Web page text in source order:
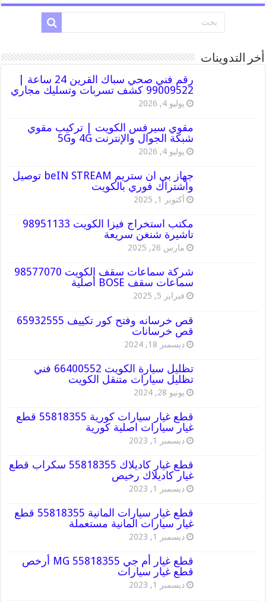
أخر التدوينات
رقم فني صحي سباك القرين 24 ساعة |
99009522 كشف تسربات وتسليك مجاري
يوليو 4, 2026
مقوي سيرفس الكويت | تركيب مقوي
شبكة الجوال والإنترنت 4G و5G
يوليو 4, 2026
جهاز بي ان ستريم beIN STREAM توصيل
واشتراك فوري بالكويت
أكتوبر 1, 2025
مكتب استخراج فيزا الكويت 98951133
تاشيرة شنغن سريعة
مارس 26, 2025
شركة سماعات سقف الكويت 98577070
سماعات سقف BOSE أصلية
فبراير 5, 2025
قص خرسانه وفتح كور تكييف 65932555
قص خرسانات
ديسمبر 18, 2024
تظليل سيارة الكويت 66400552 فني
تظليل سيارات متنقل الكويت
يونيو 28, 2024
قطع غيار سيارات كورية 55818355 قطع
غيار سيارات اصلية كورية
ديسمبر 1, 2023
قطع غيار كاديلاك 55818355 سكراب قطع
غيار كاديلاك رخيص
ديسمبر 1, 2023
قطع غيار سيارات المانية 55818355 قطع
غيار سيارات المانية مستعملة
ديسمبر 1, 2023
قطع غيار أم جي MG 55818355 أرخص
قطع غيار سيارات
ديسمبر 1, 2023